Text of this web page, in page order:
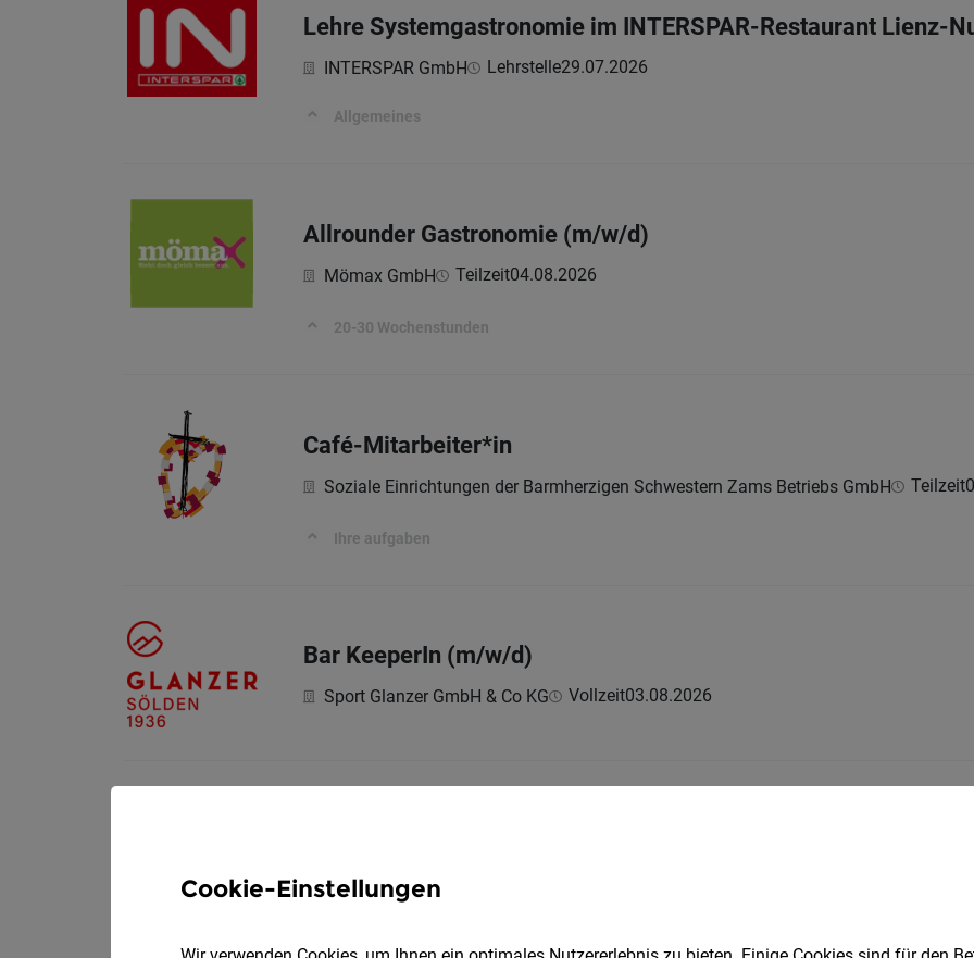
Lehre Systemgastronomie im INTERSPAR-Restaurant Lienz-
INTERSPAR GmbH Lehrstelle29.07.2026
Allgemeines
Allrounder Gastronomie (m/­w/­d)
Mömax GmbH Teilzeit04.08.2026
20-30 Wochenstunden
Café-Mitarbeiter*in
Soziale Einrichtungen der Barmherzigen Schwestern Zams Betriebs GmbH Teilzeit
Ihre aufgaben
Bar KeeperIn (m/w/d)
Sport Glanzer GmbH & Co KG Vollzeit03.08.2026
XXXLutz Filiale Straß im Zillertal | Wörgl | Zams | Innsbruck | XXXLutz Filiale Straß im
Cookie-Einstellungen